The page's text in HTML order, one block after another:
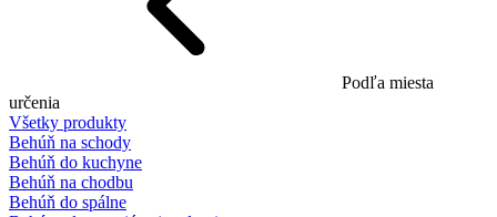
Podľa miesta
určenia
Všetky produkty
Behúň na schody
Behúň do kuchyne
Behúň na chodbu
Behúň do spálne